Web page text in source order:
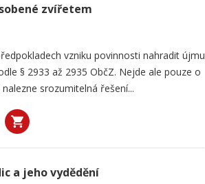
zvířetem
vzniku povinnosti nahradit újmu
§ 2933 až 2935 ObčZ. Nejde ale pouze o
srozumitelná řešení...
a jeho vydědění